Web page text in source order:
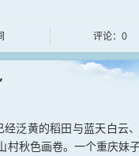
评论：0
泛黄的稻田与蓝天白云
村秋色画卷。一个重庆妹